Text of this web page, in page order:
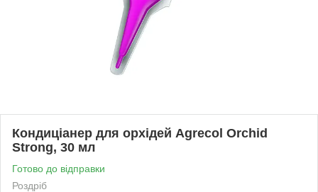
Кондиціанер для орхідей Agrecol Orchid
Strong, 30 мл
Готово до відправки
Роздріб